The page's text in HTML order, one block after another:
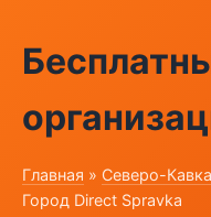
Главная » Северо-
Город Direct Spravka